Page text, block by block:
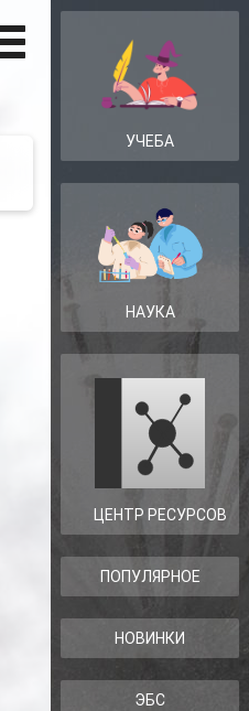
УЧЕБА
НАУКА
ЦЕНТР РЕСУРСОВ
ПОПУЛЯРНОЕ
НОВИНКИ
ЭБС